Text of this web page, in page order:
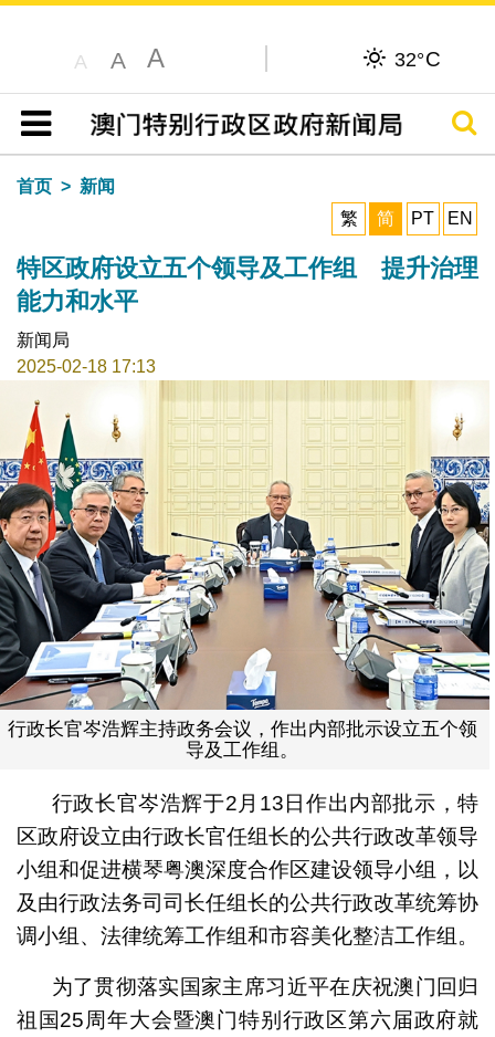
A A A 32°C
目录
搜寻
首页
新闻
繁
简 PT EN
特区政府设立五个领导及工作组 提升治理
能力和水平
新闻局
2025-02-18 17:13
行政长官岑浩辉主持政务会议，作出内部批示设立五个领
导及工作组。
行政长官岑浩辉于2月13日作出内部批示，特
区政府设立由行政长官任组长的公共行政改革领导
小组和促进横琴粤澳深度合作区建设领导小组，以
及由行政法务司司长任组长的公共行政改革统筹协
调小组、法律统筹工作组和市容美化整洁工作组。
为了贯彻落实国家主席习近平在庆祝澳门回归
祖国25周年大会暨澳门特别行政区第六届政府就